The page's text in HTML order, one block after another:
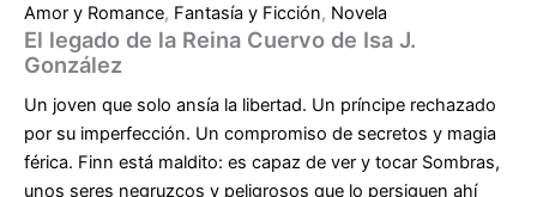
Amor y Romance, Fantasía y Ficción, Novela
El legado de la Reina Cuervo de Isa J.
González
Un joven que solo ansía la libertad. Un príncipe rechazado
por su imperfección. Un compromiso de secretos y magia
férica. Finn está maldito: es capaz de ver y tocar Sombras,
unos seres negruzcos y peligrosos que lo persiguen ahí